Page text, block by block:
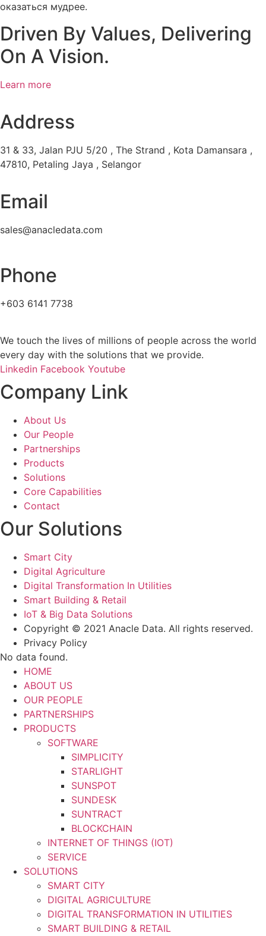
оказаться мудрее.
Driven By Values, Delivering
On A Vision.
Learn more
Address
31 & 33, Jalan PJU 5/20 , The Strand , Kota Damansara ,
47810, Petaling Jaya , Selangor
Email
sales@anacledata.com
Phone
+603 6141 7738
We touch the lives of millions of people across the world
every day with the solutions that we provide.
Linkedin Facebook Youtube
Company Link
About Us
Our People
Partnerships
Products
Solutions
Core Capabilities
Contact
Our Solutions
Smart City
Digital Agriculture
Digital Transformation In Utilities
Smart Building & Retail
IoT & Big Data Solutions
Copyright © 2021 Anacle Data. All rights reserved.
Privacy Policy
No data found.
HOME
ABOUT US
OUR PEOPLE
PARTNERSHIPS
PRODUCTS
SOFTWARE
SIMPLICITY
STARLIGHT
SUNSPOT
SUNDESK
SUNTRACT
BLOCKCHAIN
INTERNET OF THINGS (IOT)
SERVICE
SOLUTIONS
SMART CITY
DIGITAL AGRICULTURE
DIGITAL TRANSFORMATION IN UTILITIES
SMART BUILDING & RETAIL